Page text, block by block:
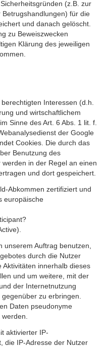
(z.B. zur
für die
und danach gelöscht.
zu Beweiszwecken
Klärung des jeweiligen
Interessen (d.h.
und wirtschaftlichem
Sinne des Art. 6 Abs. 1 lit. f.
der Google
Cookies. Die durch das
Benutzung des
in der Regel an einen
und dort gespeichert.
Abkommen zertifiziert und
europäische
unserem Auftrag benutzen,
durch die Nutzer
innerhalb dieses
und um weitere, mit der
der Internetnutzung
zu erbringen.
Daten pseudonyme
werden.
aktivierter IP-
die IP-Adresse der Nutzer